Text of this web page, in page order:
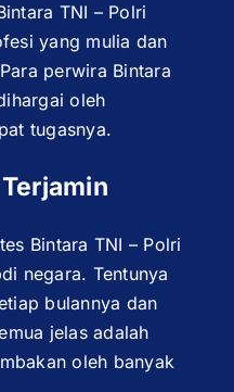
TNI – Polri
yang mulia dan
perwira Bintara
oleh
tugasnya.
Bintara TNI – Polri
negara. Tentunya
bulannya dan
jelas adalah
oleh banyak